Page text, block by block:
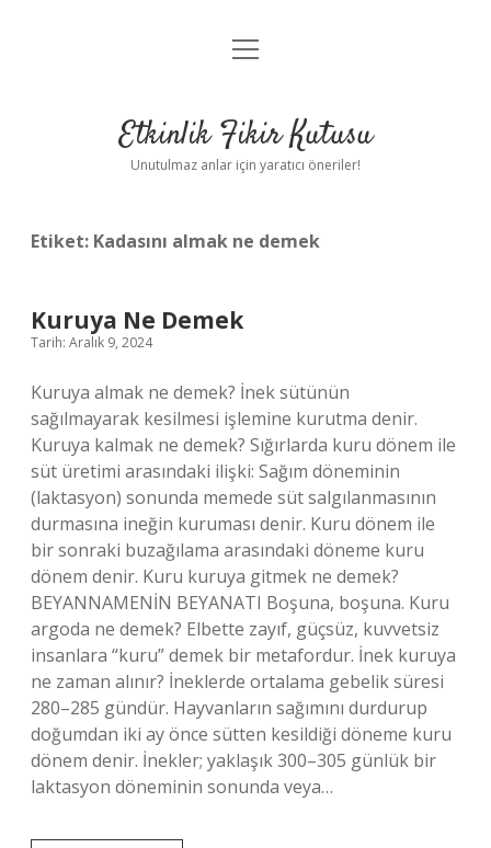
Anasayfa
Yasal Uyarı
menüyü
Etkinlik Fikir Kutusu
Unutulmaz anlar için yaratıcı öneriler!
Etiket: Kadasını almak ne demek
Kuruya Ne Demek
Tarih: Aralık 9, 2024
Kuruya almak ne demek? İnek sütünün
sağılmayarak kesilmesi işlemine kurutma denir.
Kuruya kalmak ne demek? Sığırlarda kuru dönem ile
süt üretimi arasındaki ilişki: Sağım döneminin
(laktasyon) sonunda memede süt salgılanmasının
durmasına ineğin kuruması denir. Kuru dönem ile
bir sonraki buzağılama arasındaki döneme kuru
dönem denir. Kuru kuruya gitmek ne demek?
BEYANNAMENİN BEYANATI Boşuna, boşuna. Kuru
argoda ne demek? Elbette zayıf, güçsüz, kuvvetsiz
insanlara “kuru” demek bir metafordur. İnek kuruya
ne zaman alınır? İneklerde ortalama gebelik süresi
280–285 gündür. Hayvanların sağımını durdurup
doğumdan iki ay önce sütten kesildiği döneme kuru
dönem denir. İnekler; yaklaşık 300–305 günlük bir
laktasyon döneminin sonunda veya…